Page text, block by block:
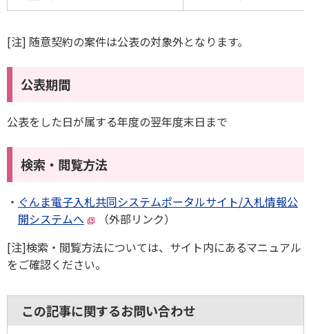
[注] 随意契約の案件は公表の対象外となります。
公表期間
公表をした日が属する年度の翌年度末日まで
検索・閲覧方法
ぐんま電子入札共同システムポータルサイト/入札情報公
開システムへ
（外部リンク）
[注]検索・閲覧方法については、サイト内にあるマニュアル
をご確認ください。
この記事に関するお問い合わせ